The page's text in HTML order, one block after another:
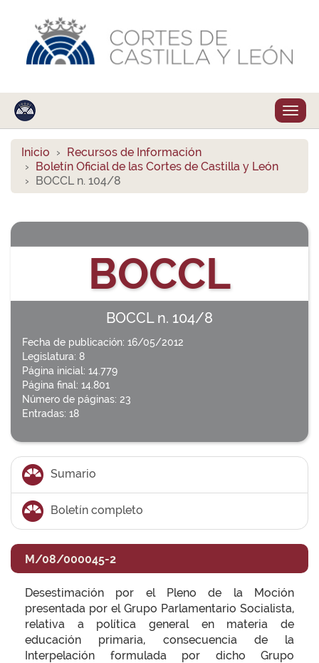
Inicio
Recursos de Información
Boletín Oficial de las Cortes de Castilla y León
BOCCL n. 104/8
BOCCL
BOCCL n. 104/8
Fecha de publicación: 16/05/2012
Legislatura: 8
Página inicial: 14.779
Página final: 14.801
Número de páginas: 23
Entradas: 18
Sumario
Boletín completo
M/08/000045-2
Desestimación por el Pleno de la Moción
presentada por el Grupo Parlamentario Socialista,
relativa a política general en materia de
educación primaria, consecuencia de la
Interpelación formulada por dicho Grupo